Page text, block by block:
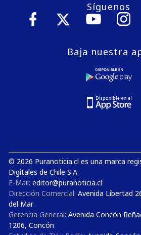
Síguenos
Baja nuestra
© 2026 Puranoticia.cl es una marca
Digitales de Chile S.A.
E-Mail: editor@puranoticia.cl
Dirección Comercial: Avenida Libertad
del Mar
Gerencia General: Avenida Concón
1206, Concón